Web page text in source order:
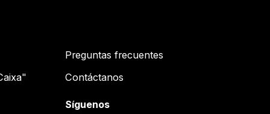
Preguntas frecuentes
Contáctanos
Síguenos